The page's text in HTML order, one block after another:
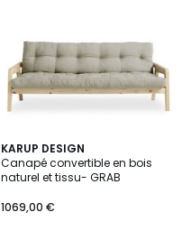
KARUP DESIGN
Canapé convertible en bois
naturel et tissu- GRAB
1069,00 €